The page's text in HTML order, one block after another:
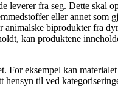
leverer fra seg. Dette skal
eller annet som
animalske biprodukter fra
kan produktene
For eksempel kan
hensyn til ved